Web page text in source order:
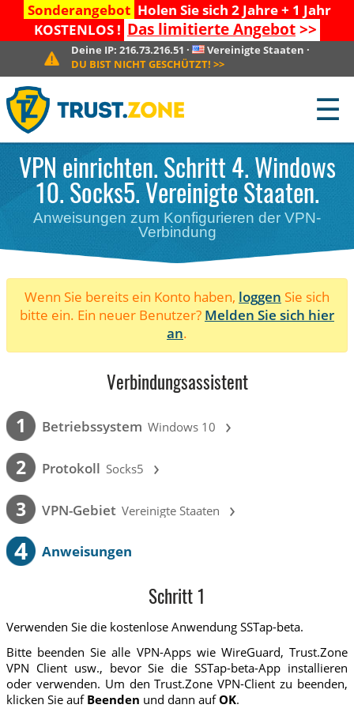
Sonderangebot Holen Sie sich 2 Jahre + 1 Jahr
KOSTENLOS ! Das limitierte Angebot>>
Deine IP:216.73.216.51 · Vereinigte Staaten ·
DU BIST NICHT GESCHÜTZT! >>
☰
VPN einrichten. Schritt 4. Windows
10. Socks5. Vereinigte Staaten.
Anweisungen zum Konfigurieren der VPN-
Verbindung
Wenn Sie bereits ein Konto haben, loggen Sie sich
bitte ein. Ein neuer Benutzer? Melden Sie sich hier
an.
Verbindungsassistent
1 Betriebssystem Windows 10 ›
2 Protokoll Socks5 ›
3 VPN-Gebiet Vereinigte Staaten ›
4 Anweisungen
Schritt 1
Verwenden Sie die kostenlose Anwendung SSTap-beta.
Bitte beenden Sie alle VPN-Apps wie WireGuard, Trust.Zone
VPN Client usw., bevor Sie die SSTap-beta-App installieren
oder verwenden. Um den Trust.Zone VPN-Client zu beenden,
klicken Sie auf Beenden und dann aufOK.